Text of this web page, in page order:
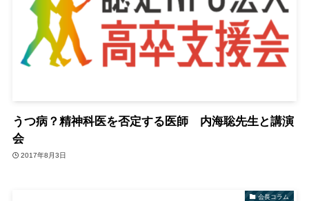
うつ病？精神科医を否定する医師 内海聡先生と講演
会
2017年8月3日
会長コラム